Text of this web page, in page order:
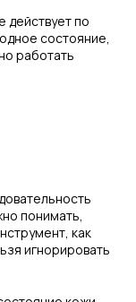
по
состояние,
работать
понимать,
как
игнорировать